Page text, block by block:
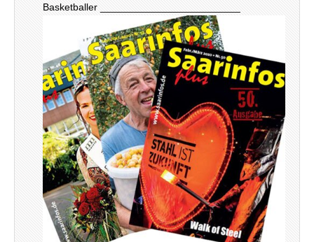
Basketballer _________________________